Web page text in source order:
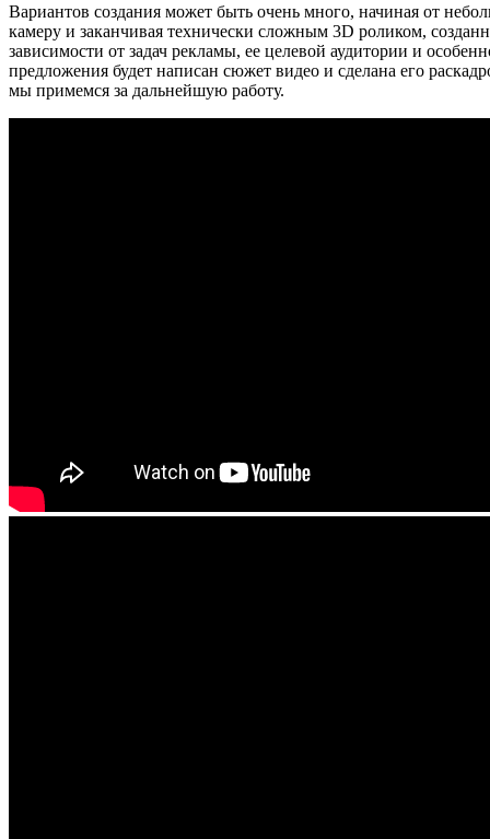
Вариантов создания может быть очень много, начиная от
камеру и заканчивая технически сложным 3D роликом,
зависимости от задач рекламы, ее целевой аудитории и
предложения будет написан сюжет видео и сделана его
мы примемся за дальнейшую работу.